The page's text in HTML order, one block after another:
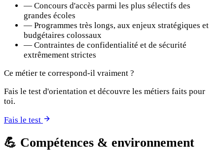
— Concours d'accès parmi les plus sélectifs des
grandes écoles
— Programmes très longs, aux enjeux stratégiques et
budgétaires colossaux
— Contraintes de confidentialité et de sécurité
extrêmement strictes
Ce métier te correspond-il vraiment ?
Fais le test d'orientation et découvre les métiers faits pour
toi.
Fais le test
💪 Compétences & environnement